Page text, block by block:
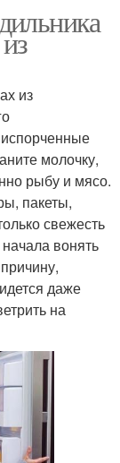
из
молочку,
рыбу и мясо.
пакеты,
свежесть
вонять
даже
на